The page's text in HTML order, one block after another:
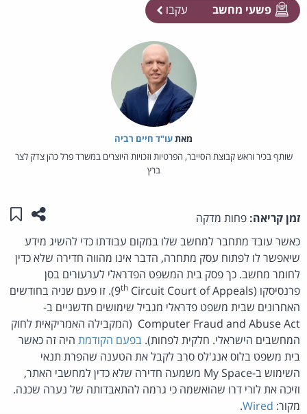
פשעי מחשב עקבו
מאת‏עו"ד חיים רביה
שותף בכיר וראש קבוצת הסייבר, הפרטיות וזכויות היוצרים במשרד פרל כהן צדק לצר
ברץ
זמן קריאה: פחות מדקה שתפו
כאשר עובד מתחבר למחשב שלו במקום עבודתו כדי להשיג מידע
שיאפשר לו לפתוח עסק מתחרה, הדבר אינו מהווה חדירה שלא כדין
לחומר מחשב. כך פסק בית המשפט הפדראלי לערעורים בסן
פרנסיסקו (9
th Circuit Court of Appeals). זו פעם שניה בחודשים
האחרונים שבית משפט פדראלי מגביל שימושים חדשניים ב-
Computer Fraud and Abuse Act (המקבילה האמריקאית לחוק
המחשבים הישראלי. חלקית לפחות). בפעם הקודמת היה זה כאשר
בית משפט בלוס אנג'לס סרב לקבל את הטענה שהפרת תנאי
השימוש ב-My Space משמעה חדירה שלא כדין למחשבי האתר,
וזיכה את לורי דרו שהואשמה כי גרמה להתאבדותה של נערה שכנה.
מקור: Wired
.